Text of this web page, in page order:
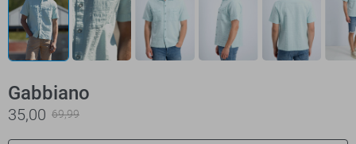
Gabbiano
35,00 69,99